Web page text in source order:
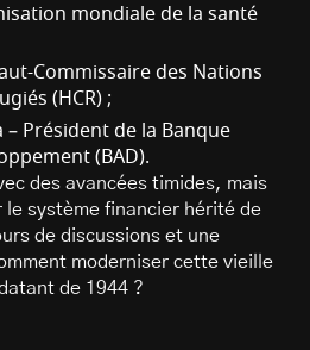
mondiale de la santé
Commissaire des Nations
(HCR) ;
Président de la Banque
(BAD).
des avancées timides, mais
le système financier hérité de
de discussions et une
moderniser cette vieille
de 1944 ?